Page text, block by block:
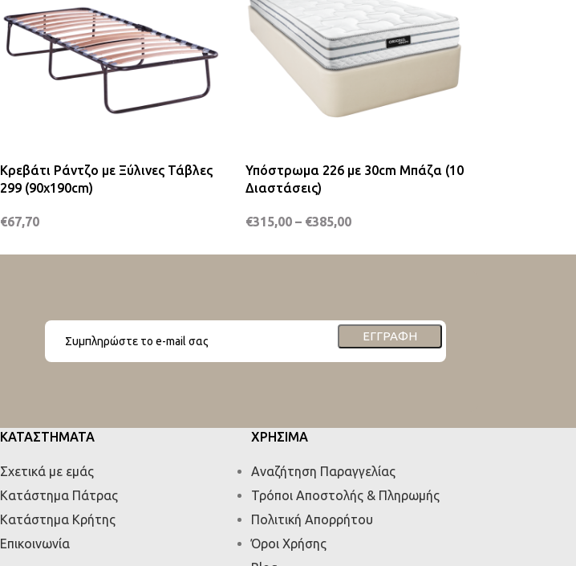
Κρεβάτι Ράντζο με Ξύλινες Τάβλες
299 (90x190cm)
€67,70
Υπόστρωμα 226 με 30cm Μπάζα (10
Διαστάσεις)
€315,00 – €385,00
ΕΓΓΡΑΦΉ
ΚΑΤΑΣΤΗΜΑΤΑ
Σχετικά με εμάς
Κατάστημα Πάτρας
Κατάστημα Κρήτης
Επικοινωνία
ΧΡΗΣΙΜΑ
Αναζήτηση Παραγγελίας
Τρόποι Αποστολής & Πληρωμής
Πολιτική Απορρήτου
Όροι Χρήσης